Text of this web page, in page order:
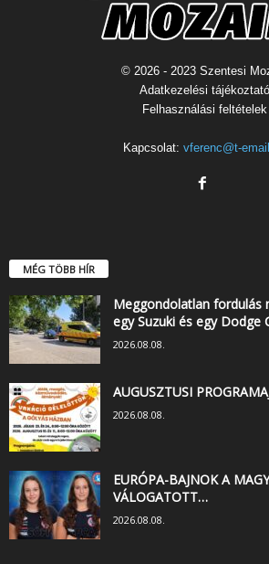
© 2026 - 2023 Szentesi
Adatkezelési tájékoztató
Felhasználási feltételek
Kapcsolat: vferenc@t-
MÉG TÖBB HÍR
Meggondolatlan
egy Suzuki és egy Dodge
2026.08.08.
AUGUSZTUSI
2026.08.08.
EURÓPA-BAJNOK A
VÁLOGATOTT…
2026.08.08.